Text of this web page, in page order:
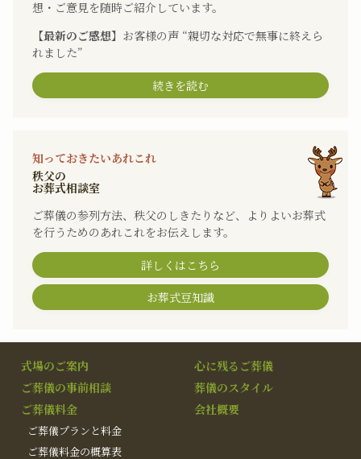
想・ご意見を随時ご紹介しています。
【最新のご感想】 お客様の声 “親切な対応で無事に終えら
れました”
続きを読む
知っておきたいあれこれ
秩父の
お葬式相談室
ご葬儀の参列方法、秩父のしきたりなど、よりよいお葬式
を行うためのあれこれをお伝えします。
詳しくはこちら
お葬式豆知識
式場のご案内
心に残るご葬儀
ご葬儀の事前相談
葬儀のスタイル
ご葬儀料金
ご葬儀プランと料金
ご葬儀料金の概算表
会社概要